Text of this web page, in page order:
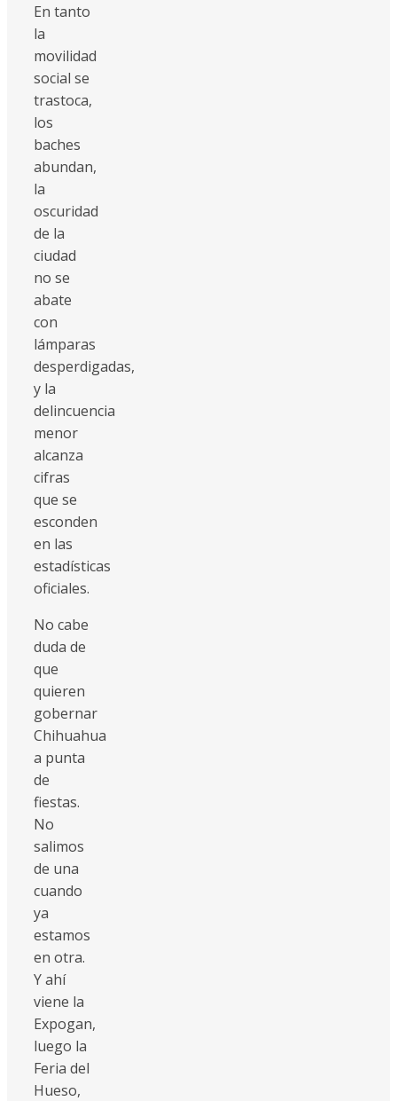
En tanto
la
movilidad
social se
trastoca,
los
baches
abundan,
la
oscuridad
de la
ciudad
no se
abate
con
lámparas
desperdigadas,
y la
delincuencia
menor
alcanza
cifras
que se
esconden
en las
estadísticas
oficiales.
No cabe
duda de
que
quieren
gobernar
Chihuahua
a punta
de
fiestas.
No
salimos
de una
cuando
ya
estamos
en otra.
Y ahí
viene la
Expogan,
luego la
Feria del
Hueso,